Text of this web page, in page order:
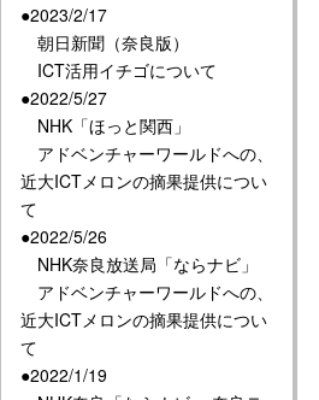
●2023/2/17
朝日新聞（奈良版）
ICT活用イチゴについて
●2022/5/27
NHK「ほっと関西」
アドベンチャーワールドへの、
近大ICTメロンの摘果提供につい
て
●2022/5/26
NHK奈良放送局「ならナビ」
アドベンチャーワールドへの、
近大ICTメロンの摘果提供につい
て
●2022/1/19